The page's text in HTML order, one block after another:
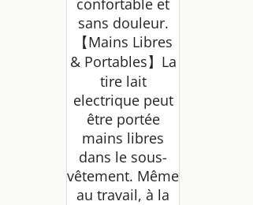
sans douleur.
【Mains Libres
& Portables】La
tire lait
electrique peut
être portée
mains libres
dans le sous-
vêtement. Même
au travail, à la